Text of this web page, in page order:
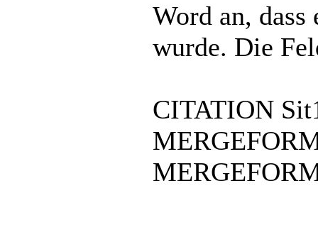
Word an, dass
wurde. Die
CITATION